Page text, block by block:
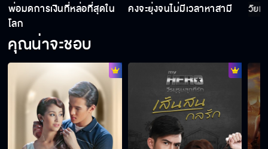
ปีนบันไดไปง้อเธอ
ถ้าคุณตบผมก็จูบ
พ่อมดการเงินที่หล่อที่สุดใน
โลก
คงจะยุ่งจนไม่มีเวลาหาสามี วัยม
คุณน่าจะชอบ